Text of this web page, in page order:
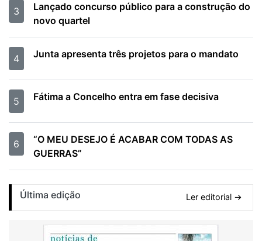
3
Lançado concurso público para a construção do
novo quartel
4 Junta apresenta três projetos para o mandato
5 Fátima a Concelho entra em fase decisiva
6
“O MEU DESEJO É ACABAR COM TODAS AS
GUERRAS”
Última edição Ler editorial →